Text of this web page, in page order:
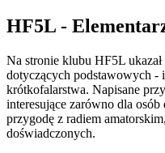
HF5L -
Na stronie klubu HF5L
dotyczących podstawowych -
krótkofalarstwa. Napisane
interesujące zarówno dla
przygodę z radiem
doświadczonych.